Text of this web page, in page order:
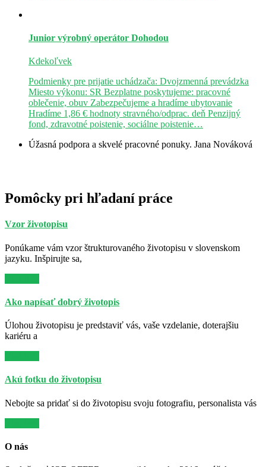
Junior výrobný operátor Dohodou
Kdekoľvek
Podmienky pre prijatie uchádzača: Dvojzmenná prevádzka
Miesto výkonu: SR Bezplatne poskytujeme: pracovné
oblečenie, obuv Zabezpečujeme a hradíme ubytovanie
Hradíme 1,86 € hodnoty stravného/odprac. deň Penzijný
fond, zdravotné poistenie, sociálne poistenie…
Úžasná podpora a skvelé pracovné ponuky. Jana Nováková
Pomôcky pri hľadaní práce
Vzor životopisu
Ponúkame vám vzor štrukturovaného životopisu v slovenskom
jazyku. Inšpirujte sa,
Ako napísať dobrý životopis
Úlohou životopisu je predstaviť vás, vaše vzdelanie, doterajšiu
kariéru a
Akú fotku do životopisu
Nebojte sa pridať si do životopisu svoju fotografiu, personalista vás
O nás